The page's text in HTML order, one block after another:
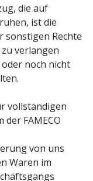
die auf
ist die
sonstigen Rechte
verlangen
noch nicht
vollständigen
FAMECO
von uns
Waren im